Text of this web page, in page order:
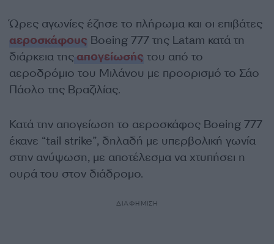
Ώρες αγωνίες έζησε το πλήρωμα και οι επιβάτες
αεροσκάφους Boeing 777 της Latam κατά τη
διάρκεια της απογείωσής του από το
αεροδρόμιο του Μιλάνου με προορισμό το Σάο
Πάολο της Βραζιλίας.
Κατά την απογείωση το αεροσκάφος Boeing 777
έκανε “tail strike”, δηλαδή με υπερβολική γωνία
στην ανύψωση, με αποτέλεσμα να χτυπήσει η
ουρά του στον διάδρομο.
ΔΙΑΦΗΜΙΣΗ